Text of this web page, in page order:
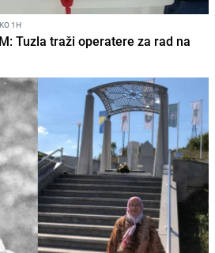
1H
Tuzla traži operatere za rad na